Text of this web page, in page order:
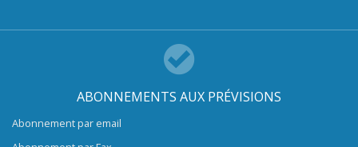
ABONNEMENTS AUX PRÉVISIONS
Abonnement par email